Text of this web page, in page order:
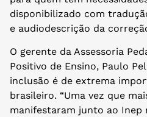
disponibilizado com
e audiodescrição da
O gerente da Assessoria
Positivo de Ensino, Paulo
inclusão é de extrema
brasileiro. “Uma vez que
manifestaram junto ao Inep